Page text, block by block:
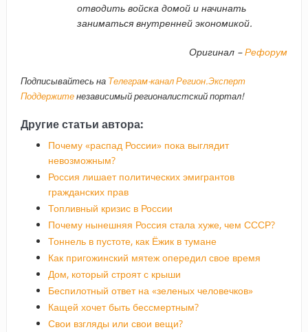
отводить войска домой и начинать
заниматься внутренней экономикой.
Оригинал –Рефорум
Подписывайтесь на Телеграм-канал Регион.Эксперт
Поддержитенезависимый регионалистский портал!
Другие статьи автора:
Почему «распад России» пока выглядит
невозможным?
Россия лишает политических эмигрантов
гражданских прав
Топливный кризис в России
Почему нынешняя Россия стала хуже, чем СССР?
Тоннель в пустоте, как Ёжик в тумане
Как пригожинский мятеж опередил свое время
Дом, который строят с крыши
Беспилотный ответ на «зеленых человечков»
Кащей хочет быть бессмертным?
Свои взгляды или свои вещи?